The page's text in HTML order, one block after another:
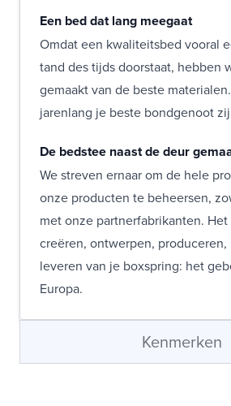
Een bed dat lang meegaat
Omdat een kwaliteitsbed vooral
tand des tijds doorstaat, hebben
gemaakt van de beste
jarenlang je beste bondgenoot
De bedstee naast de deur
We streven ernaar om de hele
onze producten te beheersen,
met onze partnerfabrikanten.
creëren, ontwerpen,
leveren van je boxspring: het
Europa.
Kenmerken